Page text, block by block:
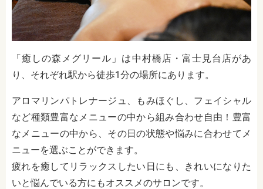
「癒しの森メグリール」は中村橋店・富士見台店があ
り、それぞれ駅から徒歩1分の場所にあります。
アロマリンパトレナージュ、もみほぐし、フェイシャル
など種類豊富なメニューの中から組み合わせ自由！豊富
なメニューの中から、その日の状態や悩みに合わせてメ
ニューを選ぶことができます。
疲れを癒してリラックスしたい日にも、きれいになりた
いと悩んでいる方にもオススメのサロンです。